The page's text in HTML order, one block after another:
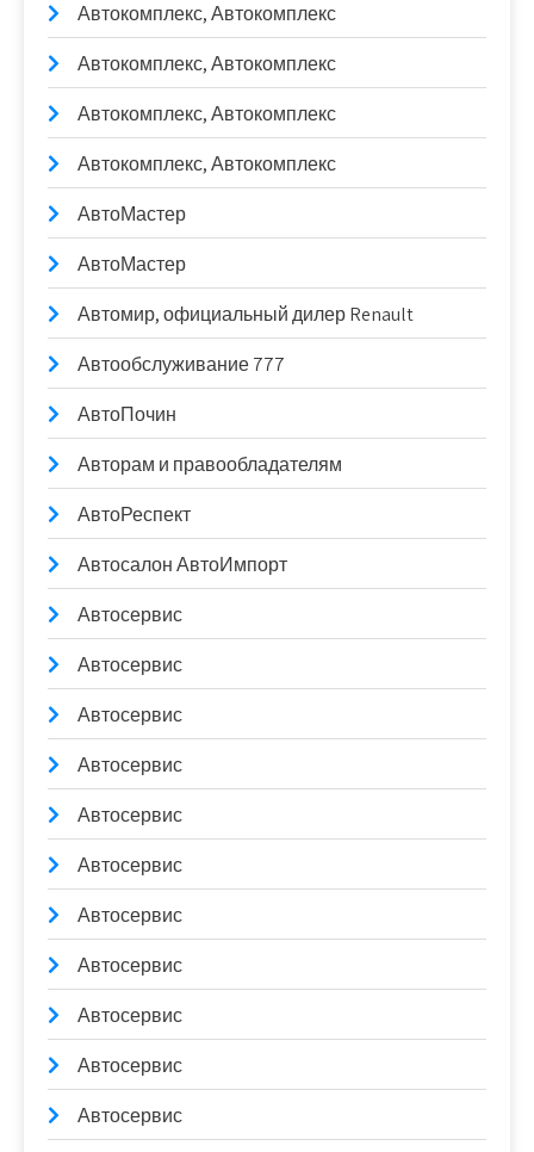
Автокомплекс, Автокомплекс
Автокомплекс, Автокомплекс
Автокомплекс, Автокомплекс
Автокомплекс, Автокомплекс
АвтоМастер
АвтоМастер
Автомир, официальный дилер Renault
Автообслуживание 777
АвтоПочин
Авторам и правообладателям
АвтоРеспект
Автосалон АвтоИмпорт
Автосервис
Автосервис
Автосервис
Автосервис
Автосервис
Автосервис
Автосервис
Автосервис
Автосервис
Автосервис
Автосервис